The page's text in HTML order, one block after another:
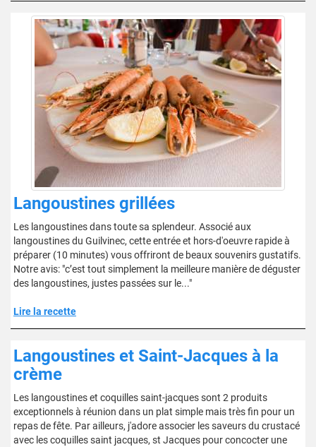
Langoustines grillées
Les langoustines dans toute sa splendeur. Associé aux
langoustines du Guilvinec, cette entrée et hors-d'oeuvre rapide à
préparer (10 minutes) vous offriront de beaux souvenirs gustatifs.
Notre avis: "c’est tout simplement la meilleure manière de déguster
des langoustines, justes passées sur le..."
Lire la recette
Langoustines et Saint-Jacques à la
crème
Les langoustines et coquilles saint-jacques sont 2 produits
exceptionnels à réunion dans un plat simple mais très fin pour un
repas de fête. Par ailleurs, j'adore associer les saveurs du crustacé
avec les coquilles saint jacques, st Jacques pour concocter une